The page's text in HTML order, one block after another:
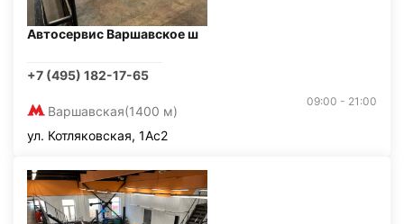
Автосервис Варшавское ш
+7 (495) 182-17-65
Варшавская(1400 м)
09:00 - 21:00
ул. Котляковская, 1Ас2